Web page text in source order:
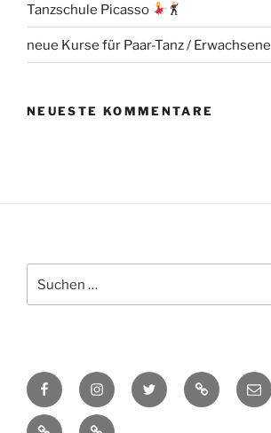
Tanzschule Picasso
neue Kurse für Paar-Tanz / Erwachsene
NEUESTE KOMMENTARE
nach:
FacebookInstagramTwitter TikTok E-
Mail
Datenschutzerklärung
Impressum